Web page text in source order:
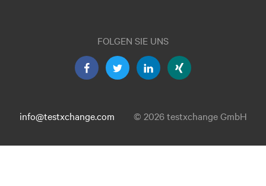
FOLGEN SIE UNS
info@testxchange.com © 2026 testxchange GmbH